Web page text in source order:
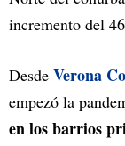
incremento del
Desde Verona
empezó la
en los barrios